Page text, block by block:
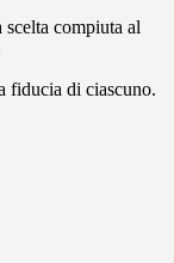
compiuta al
fiducia di ciascuno.